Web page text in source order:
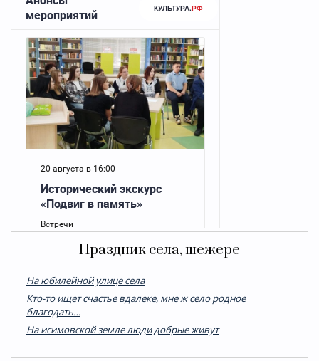
Праздник села, шежере
На юбилейной улице села
Кто-то ищет счастье вдалеке, мне ж село родное
благодать…
На исимовской земле люди добрые живут